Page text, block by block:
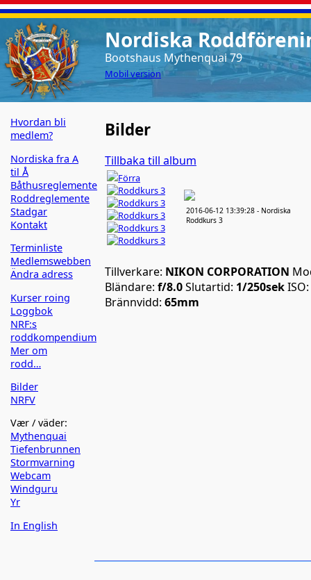
Nordiska
Bootshaus Mythenquai 79
Mobil version
Hvordan bli
medlem?
Nordiska fra A
til Å
Båthusreglemente
Roddreglemente
Stadgar
Kontakt
Terminliste
Medlemswebben
Ändra adress
Kurser roing
Loggbok
NRF:s
roddkompendium
Mer om
rodd…
Bilder
NRFV
Vær / väder:
Mythenquai
Tiefenbrunnen
Stormvarning
Webcam
Windguru
Yr
In English
Bilder
Tillbaka till album
Förra
2016-06-12 13:39:28 - Nordiska
Roddkurs 3
Tillverkare: NIKON CORPORATION
Bländare: f/8.0Slutartid: 1/250sekISO:
Brännvidd: 65mm